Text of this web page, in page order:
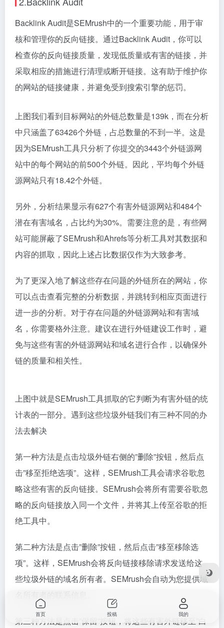
解问题的根本原因对于解决外链数量下降的问题非常重
要。
另外，你可以重新加大外链建设工作的强度，以弥补损
失的部分。这包括寻找新的外链源网站、与现有外链源
网站合作并增加外链数量等。确保外链的质量和相关性
质量，有助于提升网站的权威性和排名。
2.Backlink Audit
Backlink Audit是SEMrush中的一个重要功能，用于审
核和管理你的反向链接。通过Backlink Audit，你可以
采取相应的措施进行清理或断开链接。这有助于维护你
的网站的链接健康，并避免受到搜索引擎的惩罚。
上图我们看到目标网站的外链总数量是139k，而在分析
中只涵盖了63426个外链，占总数量的不到一半。这是
站中的每个网站的前500个外链。因此，平均每个外链
源网站只有18.42个外链。
另外，分析结果显示有627个有害外链源网站和484个
潜在有害域名，占比约为30%。需要注意的是，有些网
内容的抓取，因此上述占比数据仅作为大致参考。
为了更深入地了解这些存在问题的外链所在的网站，你
可以点击查看完整的分析数据，并跳转到相应页面进行
进一步的分析。对于存在问题的外链源网站和有害域
首页 投稿 我的